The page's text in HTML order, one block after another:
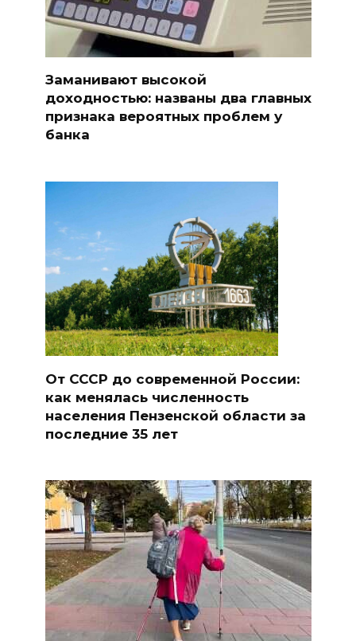
Заманивают высокой
доходностью: названы два главных
признака вероятных проблем у
банка
От СССР до современной России:
как менялась численность
населения Пензенской области за
последние 35 лет